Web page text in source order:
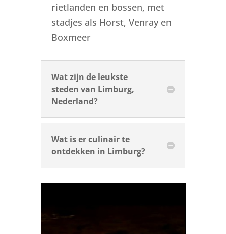
rietlanden en bossen, met
stadjes als Horst, Venray en
Boxmeer
Wat zijn de leukste
steden van Limburg,
Nederland?
Wat is er culinair te
ontdekken in Limburg?